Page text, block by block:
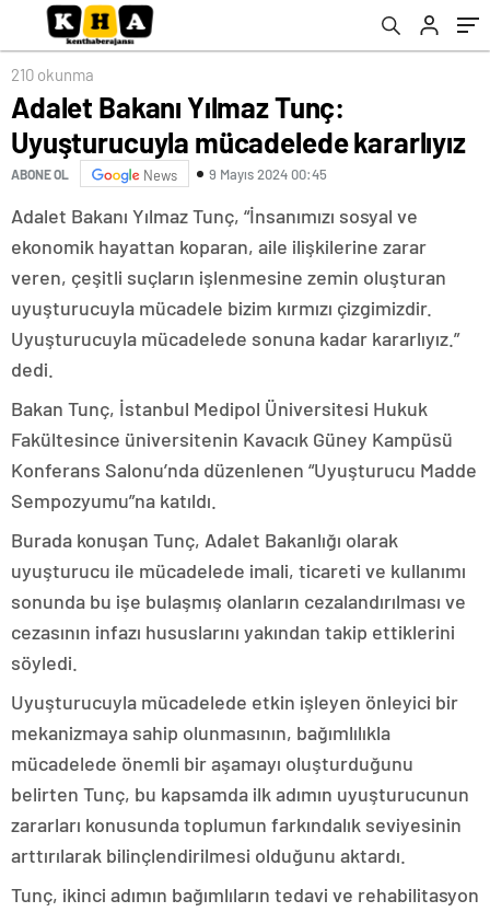
210 okunma
Adalet Bakanı Yılmaz Tunç:
Uyuşturucuyla mücadelede kararlıyız
ABONE OL News 9 Mayıs 2024 00:45
Adalet Bakanı Yılmaz Tunç, “İnsanımızı sosyal ve
ekonomik hayattan koparan, aile ilişkilerine zarar
veren, çeşitli suçların işlenmesine zemin oluşturan
uyuşturucuyla mücadele bizim kırmızı çizgimizdir.
Uyuşturucuyla mücadelede sonuna kadar kararlıyız.”
dedi.
Bakan Tunç, İstanbul Medipol Üniversitesi Hukuk
Fakültesince üniversitenin Kavacık Güney Kampüsü
Konferans Salonu’nda düzenlenen “Uyuşturucu Madde
Sempozyumu”na katıldı.
Burada konuşan Tunç, Adalet Bakanlığı olarak
uyuşturucu ile mücadelede imali, ticareti ve kullanımı
sonunda bu işe bulaşmış olanların cezalandırılması ve
cezasının infazı hususlarını yakından takip ettiklerini
söyledi.
Uyuşturucuyla mücadelede etkin işleyen önleyici bir
mekanizmaya sahip olunmasının, bağımlılıkla
mücadelede önemli bir aşamayı oluşturduğunu
belirten Tunç, bu kapsamda ilk adımın uyuşturucunun
zararları konusunda toplumun farkındalık seviyesinin
arttırılarak bilinçlendirilmesi olduğunu aktardı.
Tunç, ikinci adımın bağımlıların tedavi ve rehabilitasyon